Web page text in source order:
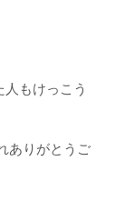
もけっこう
ありがとうご